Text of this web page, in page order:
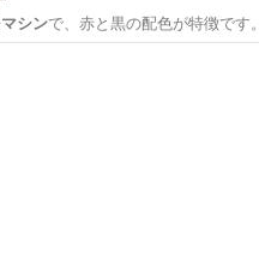
マシンで、赤と黒の配色が特徴です。